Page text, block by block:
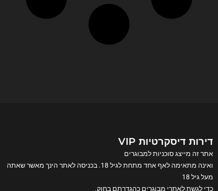
דירות דיסקרטיות VIP
אתר זה מייצג סוכניות למבוגרים
ואינה מתאימה לאף אחד מתחת לגיל 18. בכניסה לאתר הינך מאשר שאתה
מעל גיל 18
כדי לגשת לאתרי מבוגרים כהגדרתם בחוק.